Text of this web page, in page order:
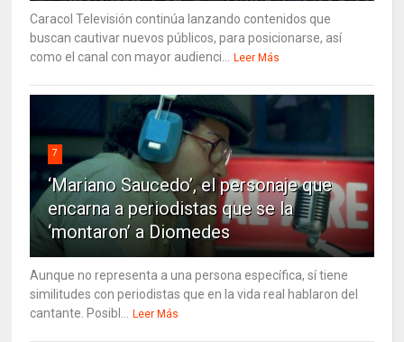
Caracol Televisión continúa lanzando contenidos que
buscan cautivar nuevos públicos, para posicionarse, así
como el canal con mayor audienci...
Leer Más
7
‘Mariano Saucedo’, el personaje que
encarna a periodistas que se la
‘montaron’ a Diomedes
Aunque no representa a una persona específica, sí tiene
similitudes con periodistas que en la vida real hablaron del
cantante. Posibl...
Leer Más